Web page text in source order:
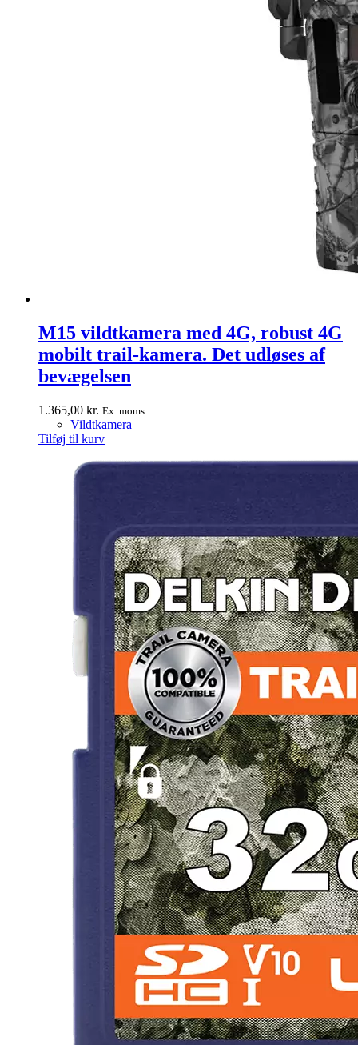
M15 vildtkamera med 4G, robust 4G
mobilt trail-kamera. Det udløses af
bevægelsen
1.365,00 kr. Ex. moms
Vildtkamera
Tilføj til kurv